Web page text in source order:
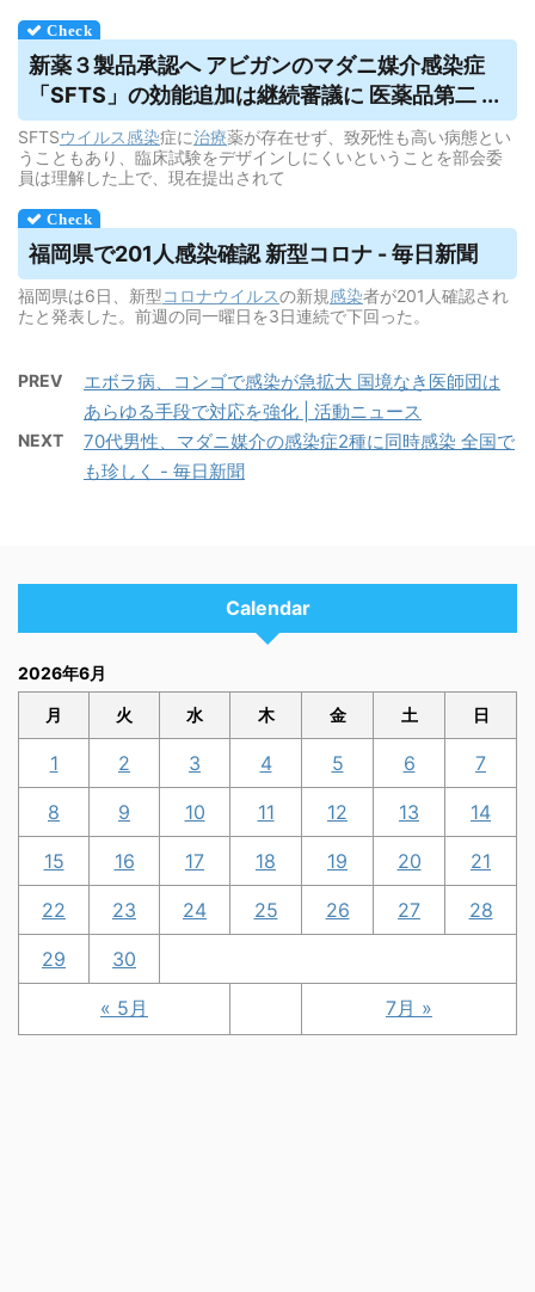
新薬３製品承認へ アビガンのマダニ媒介感染症
「SFTS」の効能追加は継続審議に 医薬品第二 ...
SFTSウイルス感染症に治療薬が存在せず、致死性も高い病態とい
うこともあり、臨床試験をデザインしにくいということを部会委
員は理解した上で、現在提出されて
福岡県で201人感染確認 新型コロナ - 毎日新聞
福岡県は6日、新型コロナウイルスの新規感染者が201人確認され
たと発表した。前週の同一曜日を3日連続で下回った。
PREV
エボラ病、コンゴで感染が急拡大 国境なき医師団は
あらゆる手段で対応を強化 | 活動ニュース
NEXT
70代男性、マダニ媒介の感染症2種に同時感染 全国で
も珍しく - 毎日新聞
Calendar
2026年6月
月 火 水 木 金 土 日
« 5月 7月 »
1 2 3 4 5 6 7
8 9 10 11 12 13 14
15 16 17 18 19 20 21
22 23 24 25 26 27 28
29 30